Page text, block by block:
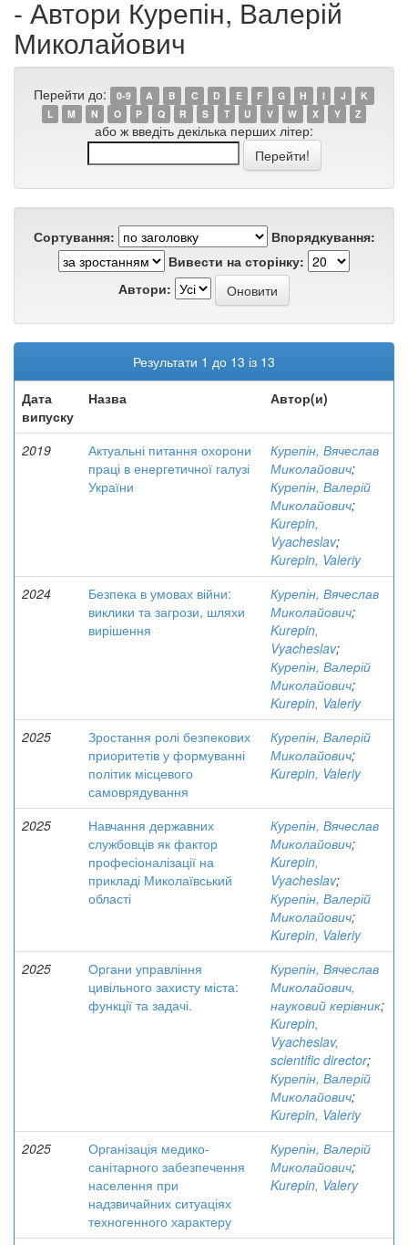
- Автори Курепін, Валерій
Миколайович
Перейти до: 0-9 A B C D E F G H I J
K
L
M N O P Q R S T U V W X Y Z
або ж введіть декілька перших літер:
Сортування:
Впорядкування:
Вивести на сторінку:
Автори:
Результати 1 до 13 із 13
Дата
випуску
Назва Автор(и)
2019
Актуальні питання охорони
праці в енергетичної галузі
України
Курепін, Вячеслав
Миколайович;
Курепін, Валерій
Миколайович;
Kurepin,
Vyacheslav;
Kurepin, Valeriy
2024
Безпека в умовах війни:
виклики та загрози, шляхи
вирішення
Курепін, Вячеслав
Миколайович;
Kurepin,
Vyacheslav;
Курепін, Валерій
Миколайович;
Kurepin, Valeriy
2025
Зростання ролі безпекових
приоритетів у формуванні
політик місцевого
самоврядування
Курепін, Валерій
Миколайович;
Kurepin, Valeriy
2025
Навчання державних
службовців як фактор
професіоналізації на
прикладі Миколаївський
області
Курепін, Вячеслав
Миколайович;
Kurepin,
Vyacheslav;
Курепін, Валерій
Миколайович;
Kurepin, Valeriy
2025
Органи управління
цивільного захисту міста:
функції та задачі.
Курепін, Вячеслав
Миколайович,
науковий керівник;
Kurepin,
Vyacheslav,
scientific director;
Курепін, Валерій
Миколайович;
Kurepin, Valeriy
2025
Організація медико-
санітарного забезпечення
населення при
надзвичайних ситуаціях
техногенного характеру
Курепін, Валерій
Миколайович;
Kurepin, Valery